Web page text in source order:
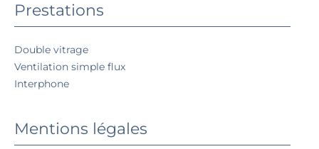
Prestations
Double vitrage
Ventilation simple flux
Interphone
Mentions légales